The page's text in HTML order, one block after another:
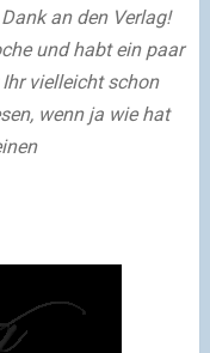
an den Verlag!
und habt ein paar
vielleicht schon
wenn ja wie hat